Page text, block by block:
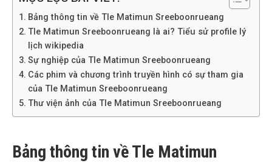
Bảng thông tin về Tle Matimun Sreeboonrueang
Tle Matimun Sreeboonrueang là ai? Tiểu sử profile lý
lịch wikipedia
Sự nghiệp của Tle Matimun Sreeboonrueang
Các phim và chương trình truyền hình có sự tham gia
của Tle Matimun Sreeboonrueang
Thư viện ảnh của Tle Matimun Sreeboonrueang
Bảng thông tin về Tle Matimun